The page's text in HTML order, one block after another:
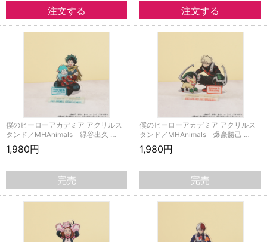
僕のヒーローアカデミア アクリルス
タンド／MHAnimals 緑谷出久 …
1,980円
完売
僕のヒーローアカデミア アクリルス
タンド／MHAnimals 爆豪勝己 …
1,980円
完売